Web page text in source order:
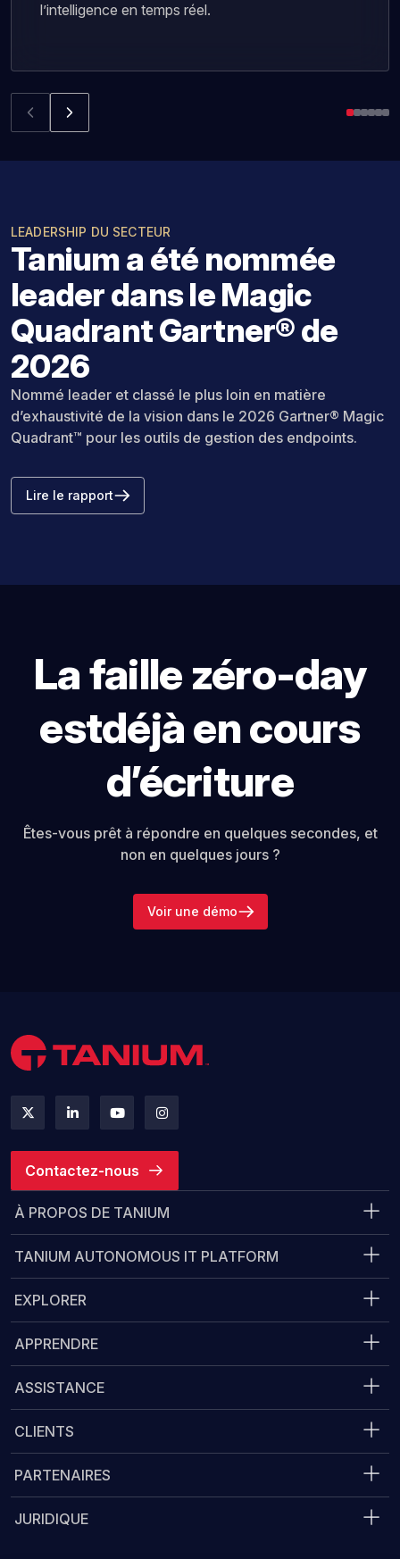
l’intelligence en temps réel.
LEADERSHIP DU SECTEUR
Tanium a été nommée
leader dans le Magic
Quadrant Gartner® de
2026
Nommé leader et classé le plus loin en matière
d’exhaustivité de la vision dans le 2026 Gartner® Magic
Quadrant™ pour les outils de gestion des endpoints.
Lire le rapport
La faille zéro-day
estdéjà en cours
d’écriture
Êtes-vous prêt à répondre en quelques secondes, et
non en quelques jours ?
Voir une démo
Contactez-nous
À PROPOS DE TANIUM
TANIUM AUTONOMOUS IT PLATFORM
EXPLORER
APPRENDRE
ASSISTANCE
CLIENTS
PARTENAIRES
JURIDIQUE